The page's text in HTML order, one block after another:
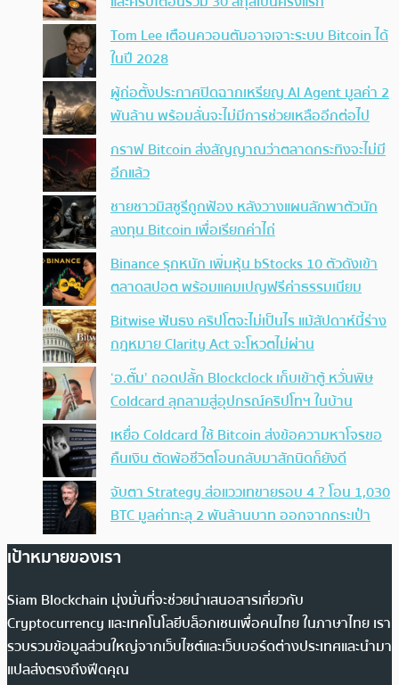
Tom Lee เตือนควอนตัมอาจเจาะระบบ Bitcoin ได้
ในปี 2028
ผู้ก่อตั้งประกาศปิดฉากเหรียญ AI Agent มูลค่า 2
พันล้าน พร้อมลั่นจะไม่มีการช่วยเหลืออีกต่อไป
กราฟ Bitcoin ส่งสัญญาณว่าตลาดกระทิงจะไม่มี
อีกแล้ว
ชายชาวมิสซูรีถูกฟ้อง หลังวางแผนลักพาตัวนัก
ลงทุน Bitcoin เพื่อเรียกค่าไถ่
Binance รุกหนัก เพิ่มหุ้น bStocks 10 ตัวดังเข้า
ตลาดสปอต พร้อมแคมเปญฟรีค่าธรรมเนียม
Bitwise ฟันธง คริปโตจะไม่เป็นไร แม้สัปดาห์นี้ร่าง
กฎหมาย Clarity Act จะโหวตไม่ผ่าน
‘อ.ตั๊ม’ ถอดปลั้ก Blockclock เก็บเข้าตู้ หวั่นพิษ
Coldcard ลุกลามสู่อุปกรณ์คริปโทฯ ในบ้าน
เหยื่อ Coldcard ใช้ Bitcoin ส่งข้อความหาโจรขอ
คืนเงิน ตัดพ้อชีวิตโอนกลับมาสักนิดก็ยังดี
จับตา Strategy ส่อแววเทขายรอบ 4 ? โอน 1,030
BTC มูลค่าทะลุ 2 พันล้านบาท ออกจากกระเป๋า
เป้าหมายของเรา
Siam Blockchain มุ่งมั่นที่จะช่วยนำเสนอสารเกี่ยวกับ
Cryptocurrency และเทคโนโลยีบล็อกเชนเพื่อคนไทย ในภาษาไทย เรา
รวบรวมข้อมูลส่วนใหญ่จากเว็บไซต์และเว็บบอร์ดต่างประเทศและนำมา
แปลส่งตรงถึงฟีดคุณ